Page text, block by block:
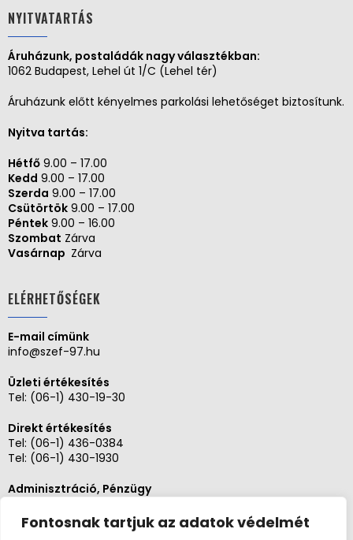
Fontosnak tartjuk az adatok védelmét
NYITVATARTÁS
Áruházunk, postaládák nagy választékban:
1062 Budapest, Lehel út 1/C (Lehel tér)
Áruházunk előtt kényelmes parkolási lehetőséget biztosítunk.
Nyitva tartás:
Hétfő 9.00 – 17.00
Kedd 9.00 – 17.00
Szerda 9.00 – 17.00
Csütörtök 9.00 – 17.00
Péntek 9.00 – 16.00
Szombat Zárva
Vasárnap Zárva
ELÉRHETŐSÉGEK
E-mail címünk
info@szef-97.hu
Üzleti értékesítés
Tel: (06-1) 430-19-30
Direkt értékesítés
Tel: (06-1) 436-0384
Tel: (06-1) 430-1930
Adminisztráció, Pénzügy
Szerviz és karbantartás